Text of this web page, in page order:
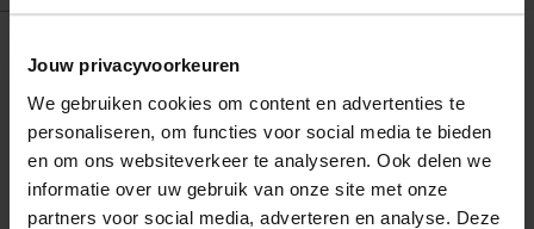
Jouw privacyvoorkeuren
We gebruiken cookies om content en advertenties te
personaliseren, om functies voor social media te bieden
en om ons websiteverkeer te analyseren. Ook delen we
informatie over uw gebruik van onze site met onze
partners voor social media, adverteren en analyse. Deze
NEW
Bruine verstelbare bijzettafel